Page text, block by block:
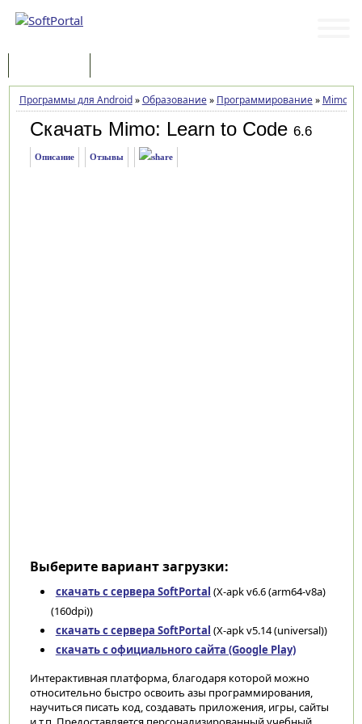
Программы для Android»Образование» Программирование» Mimo:
Скачать Mimo: Learn to Code 6.6
Описание Отзывы
Выберите вариант загрузки:
скачать с сервера SoftPortal (X-apk v6.6 (arm64-v8a)
(160dpi))
скачать с сервера SoftPortal (X-apk v5.14 (universal))
скачать с официального сайта (Google Play)
Интерактивная платформа, благодаря которой можно
относительно быстро освоить азы программирования,
научиться писать код, создавать приложения, игры, сайты